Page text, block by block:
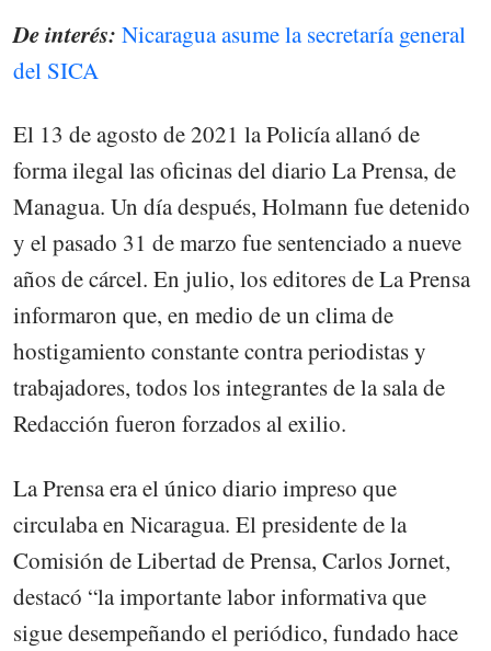
De interés: Nicaragua asume la secretaría general
del SICA
El 13 de agosto de 2021 la Policía allanó de
forma ilegal las oficinas del diario La Prensa, de
Managua. Un día después, Holmann fue detenido
y el pasado 31 de marzo fue sentenciado a nueve
años de cárcel. En julio, los editores de La Prensa
informaron que, en medio de un clima de
hostigamiento constante contra periodistas y
trabajadores, todos los integrantes de la sala de
Redacción fueron forzados al exilio.
La Prensa era el único diario impreso que
circulaba en Nicaragua. El presidente de la
Comisión de Libertad de Prensa, Carlos Jornet,
destacó “la importante labor informativa que
sigue desempeñando el periódico, fundado hace